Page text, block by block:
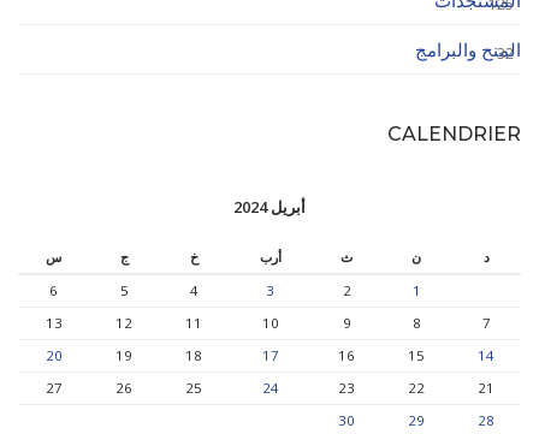
125
المنح والبرامج
32
CALENDRIER
أبريل 2024
د ن ث أرب خ ج
س
1
2
3
4
5
6
7
8
9
10
11
12
13
14
15
16
17
18
19
20
21
22
23
24
25
26
27
28
29
30